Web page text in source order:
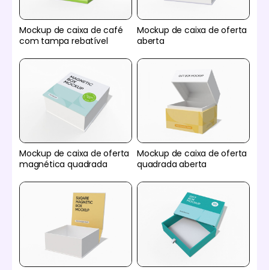
Mockup de caixa de café
com tampa rebatível
Mockup de caixa de oferta
aberta
Mockup de caixa de oferta
magnética quadrada
Mockup de caixa de oferta
quadrada aberta